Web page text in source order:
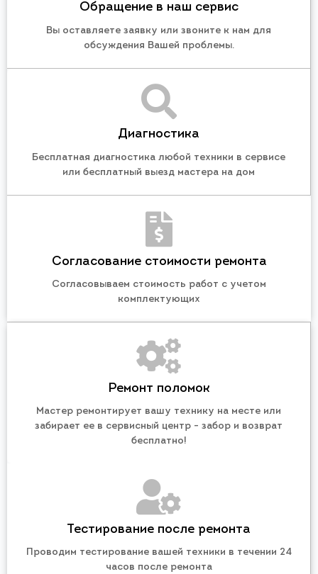
Обращение в наш сервис
Вы оставляете заявку или звоните к нам для
обсуждения Вашей проблемы.
Диагностика
Бесплатная диагностика любой техники в сервисе
или бесплатный выезд мастера на дом
Согласование стоимости ремонта
Согласовываем стоимость работ с учетом
комплектующих
Ремонт поломок
Мастер ремонтирует вашу технику на месте или
забирает ее в сервисный центр - забор и возврат
бесплатно!
Тестирование после ремонта
Проводим тестирование вашей техники в течении 24
часов после ремонта